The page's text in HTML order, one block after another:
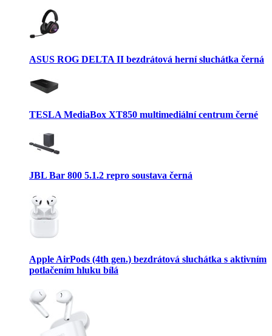
ASUS ROG DELTA II bezdrátová herní sluchátka černá
TESLA MediaBox XT850 multimediální centrum černé
JBL Bar 800 5.1.2 repro soustava černá
Apple AirPods (4th gen.) bezdrátová sluchátka s aktivním
potlačením hluku bílá